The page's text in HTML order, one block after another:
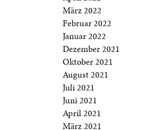
März 2022
Februar 2022
Januar 2022
Dezember 2021
Oktober 2021
August 2021
Juli 2021
Juni 2021
April 2021
März 2021